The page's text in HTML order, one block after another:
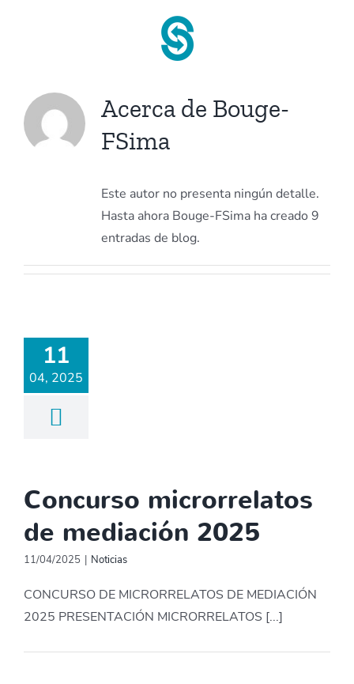
Acerca de Bouge-
FSima
Este autor no presenta ningún detalle.
Hasta ahora Bouge-FSima ha creado 9
entradas de blog.
11
04, 2025
Concurso microrrelatos
de mediación 2025
11/04/2025 | Noticias
CONCURSO DE MICRORRELATOS DE MEDIACIÓN
2025 PRESENTACIÓN MICRORRELATOS [...]